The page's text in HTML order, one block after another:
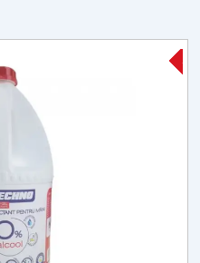
-
-